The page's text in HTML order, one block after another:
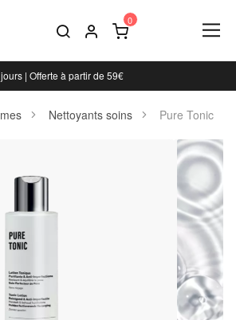
| Offerte à partir de 59€
Nettoyants soins Pure Tonic